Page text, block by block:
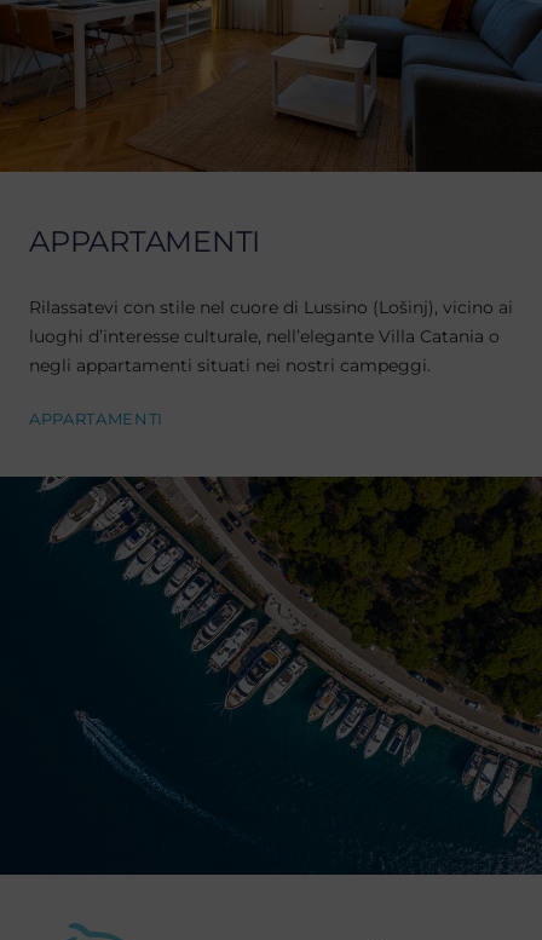
APPARTAMENTI
Rilassatevi con stile nel cuore di Lussino (Lošinj), vicino ai
luoghi d’interesse culturale, nell’elegante Villa Catania o
negli appartamenti situati nei nostri campeggi.
APPARTAMENTI